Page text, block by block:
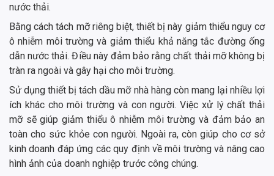
nước thải.
Bằng cách tách mỡ riêng biệt, thiết bị này giảm thiểu nguy cơ
ô nhiễm môi trường và giảm thiểu khả năng tắc đường ống
dẫn nước thải. Điều này đảm bảo rằng chất thải mỡ không bị
tràn ra ngoài và gây hại cho môi trường.
Sử dụng thiết bị tách dầu mỡ nhà hàng còn mang lại nhiều lợi
ích khác cho môi trường và con người. Việc xử lý chất thải
mỡ sẽ giúp giảm thiểu ô nhiễm môi trường và đảm bảo an
toàn cho sức khỏe con người. Ngoài ra, còn giúp cho cơ sở
kinh doanh đáp ứng các quy định về môi trường và nâng cao
hình ảnh của doanh nghiệp trước công chúng.